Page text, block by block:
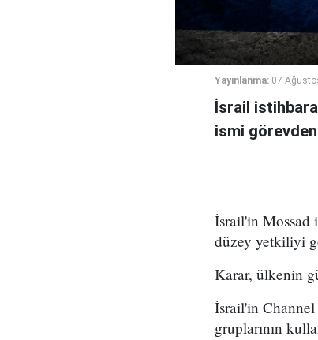
Yayınlanma: 07
İsrail
ismi
İsrail'in Mossad
düzey yetkiliyi
Karar, ülkenin
İsrail'in Channel
gruplarının